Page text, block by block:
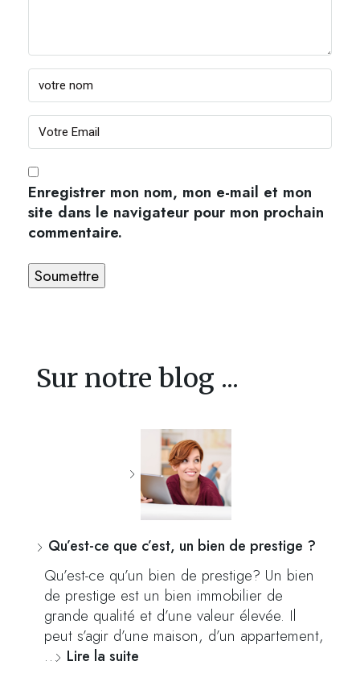
Enregistrer mon nom, mon e-mail et mon
site dans le navigateur pour mon prochain
commentaire.
Sur notre blog ...
Qu’est-ce que c’est, un bien de prestige ?
Qu’est-ce qu’un bien de prestige? Un bien
de prestige est un bien immobilier de
grande qualité et d’une valeur élevée. Il
peut s’agir d’une maison, d’un appartement,
… Lire la suite